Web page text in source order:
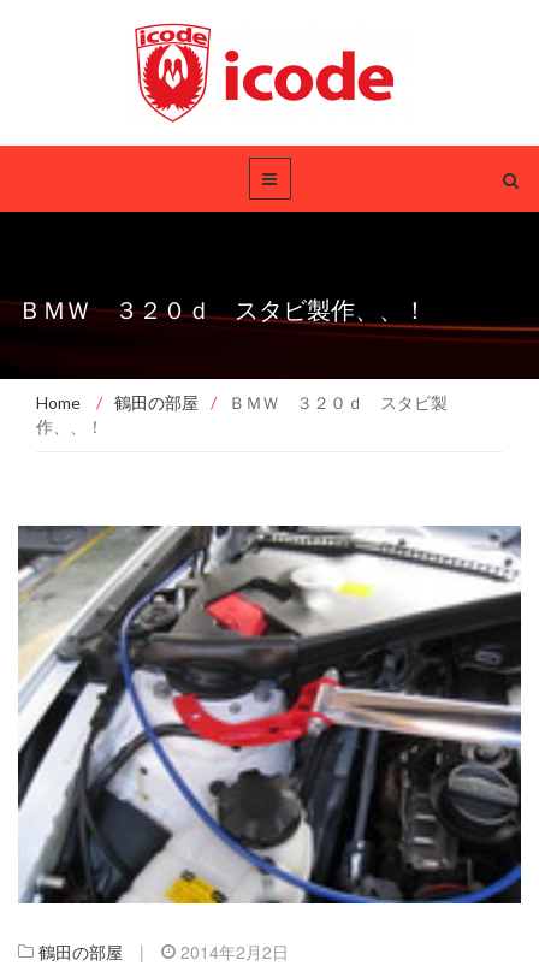
ＢＭＷ ３２０ｄ スタビ製作、、！
Home / 鶴田の部屋 /
ＢＭＷ ３２０ｄ スタビ製
作、、！
鶴田の部屋 | 2014年2月2日